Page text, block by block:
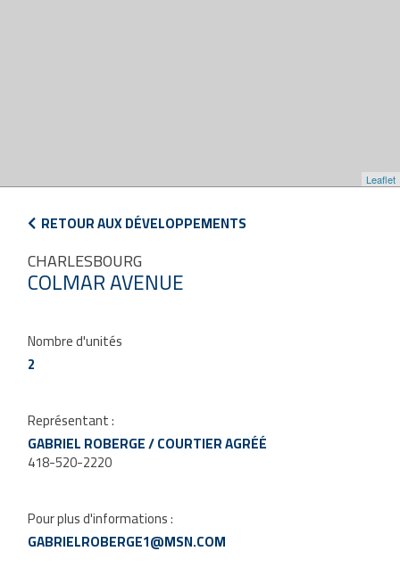
Leaflet
RETOUR AUX DÉVELOPPEMENTS
CHARLESBOURG
COLMAR AVENUE
Nombre d'unités
2
Représentant :
GABRIEL ROBERGE / COURTIER AGRÉÉ
418-520-2220
Pour plus d'informations :
GABRIELROBERGE1@MSN.COM